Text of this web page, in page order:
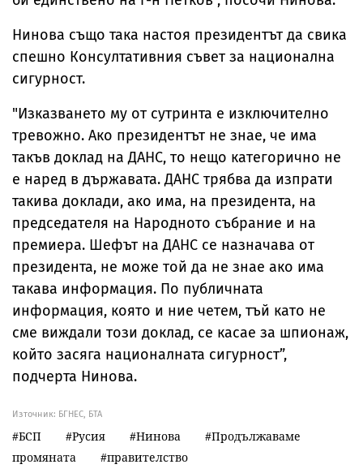
Нинова също така настоя президентът да свика
спешно Консултативния съвет за национална
сигурност.
"Изказването му от сутринта е изключително
тревожно. Ако президентът не знае, че има
такъв доклад на ДАНС, то нещо категорично не
е наред в държавата.ДАНС трябва да изпрати
такива доклади, ако има, на президента, на
председателя на Народното събрание и на
премиера. Шефът на ДАНС се назначава от
президента, не може той да не знае ако има
такава информация. По публичната
информация, която и ние четем, тъй като не
сме виждали този доклад, се касае за шпионаж,
който засяга националната сигурност”,
подчерта Нинова.
Източник: БГНЕС, БТА
БСП Русия Нинова
Продължаваме
промяната
правителство